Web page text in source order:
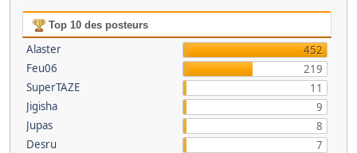
Top 10 des posteurs
Alaster
452
Feu06
219
SuperTAZE
11
Jigisha
9
Jupas
8
Desru
7